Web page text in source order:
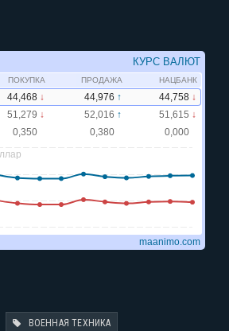
ВОЕННАЯ ТЕХНИКА